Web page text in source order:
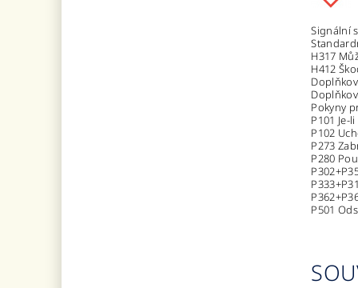
Signální
H317
H412
Pokyny
P101
P102
P273
P280
P501